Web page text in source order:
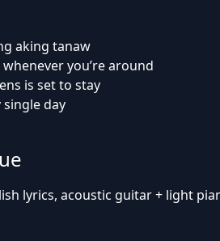
aking tanaw
you’re around
is set to stay
single day
lyrics, acoustic guitar + light